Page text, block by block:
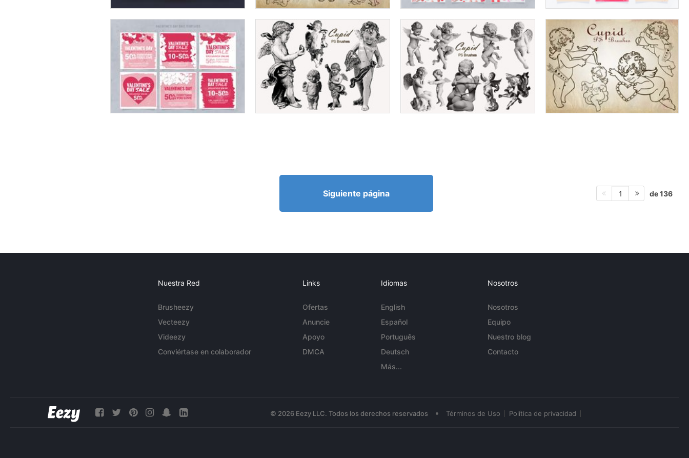
Siguiente página 1 de 136
Nuestra Red
Brusheezy
Vecteezy
Videezy
Conviértase en colaborador
Links
Ofertas
Anuncie
Apoyo
DMCA
Idiomas
English
Español
Português
Deutsch
Más...
Nosotros
Nosotros
Equipo
Nuestro blog
Contacto
© 2026 Eezy LLC. Todos los derechos reservados • Términos de Uso Política de privacidad